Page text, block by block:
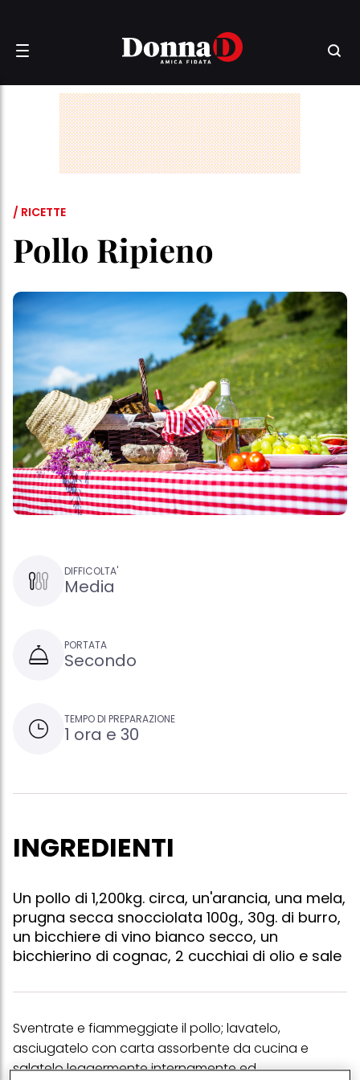
/ RICETTE
Pollo Ripieno
DIFFICOLTA'
Media
PORTATA
Secondo
TEMPO DI PREPARAZIONE
1 ora e 30
INGREDIENTI
Un pollo di 1,200kg. circa, un'arancia, una mela,
prugna secca snocciolata 100g., 30g. di burro,
un bicchiere di vino bianco secco, un
bicchierino di cognac, 2 cucchiai di olio e sale
Sventrate e fiammeggiate il pollo; lavatelo,
asciugatelo con carta assorbente da cucina e
salatelo leggermente internamente ed